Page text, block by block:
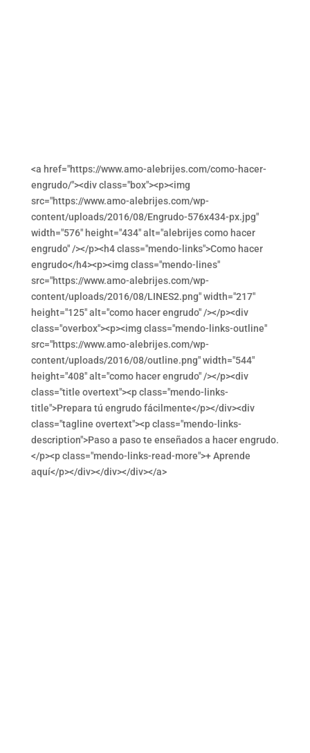
<a href="https://www.amo-alebrijes.com/como-hacer-
engrudo/"><div class="box"><p><img
src="https://www.amo-alebrijes.com/wp-
content/uploads/2016/08/Engrudo-576x434-px.jpg"
width="576" height="434" alt="alebrijes como hacer
engrudo" /></p><h4 class="mendo-links">Como hacer
engrudo</h4><p><img class="mendo-lines"
src="https://www.amo-alebrijes.com/wp-
content/uploads/2016/08/LINES2.png" width="217"
height="125" alt="como hacer engrudo" /></p><div
class="overbox"><p><img class="mendo-links-outline"
src="https://www.amo-alebrijes.com/wp-
content/uploads/2016/08/outline.png" width="544"
height="408" alt="como hacer engrudo" /></p><div
class="title overtext"><p class="mendo-links-
title">Prepara tú engrudo fácilmente</p></div><div
class="tagline overtext"><p class="mendo-links-
description">Paso a paso te enseñados a hacer engrudo.
</p><p class="mendo-links-read-more">+ Aprende
aquí</p></div></div></div></a>